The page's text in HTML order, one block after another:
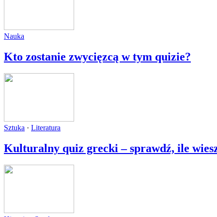
Nauka
Kto zostanie zwycięzcą w tym quizie?
Sztuka · Literatura
Kulturalny quiz grecki – sprawdź, ile